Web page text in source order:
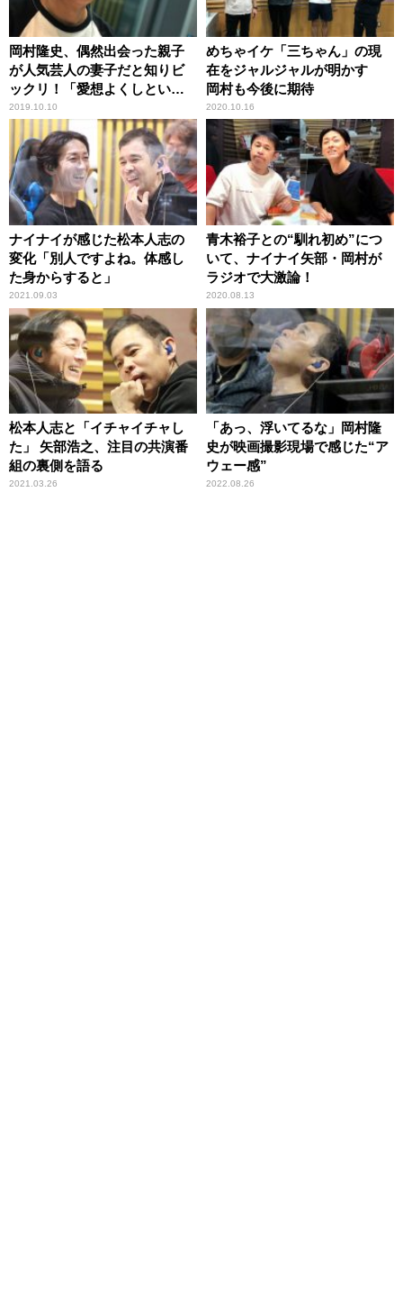
岡村隆史、偶然出会った親子
が人気芸人の妻子だと知りビ
ックリ！「愛想よくしといて
良かった」
2019.10.10
めちゃイケ「三ちゃん」の現
在をジャルジャルが明かす
岡村も今後に期待
2020.10.16
ナイナイが感じた松本人志の
変化「別人ですよね。体感し
た身からすると」
2021.09.03
青木裕子との“馴れ初め”につ
いて、ナイナイ矢部・岡村が
ラジオで大激論！
2020.08.13
松本人志と「イチャイチャし
た」 矢部浩之、注目の共演番
組の裏側を語る
2021.03.26
「あっ、浮いてるな」岡村隆
史が映画撮影現場で感じた“ア
ウェー感”
2022.08.26